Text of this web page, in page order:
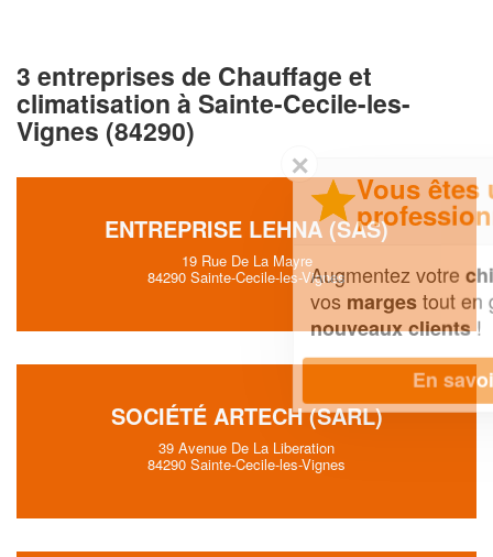
3 entreprises de Chauffage et
climatisation à Sainte-Cecile-les-
Vignes (84290)
ENTREPRISE LEHNA (SAS)
19 Rue De La Mayre
84290 Sainte-Cecile-les-Vignes
SOCIÉTÉ ARTECH (SARL)
39 Avenue De La Liberation
84290 Sainte-Cecile-les-Vignes
Vous êtes un
professionnel ?
Augmentez votrechiffre d'affaireset
tout en gagnant de
nouveaux clients!